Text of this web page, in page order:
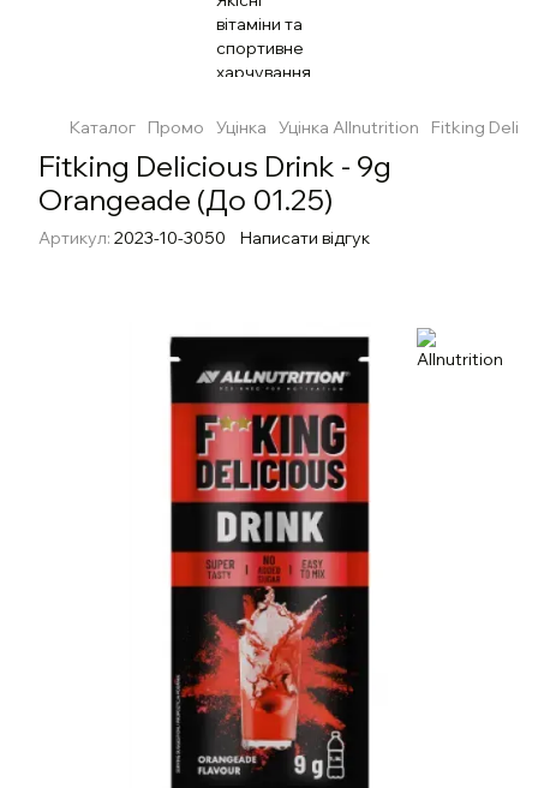
Каталог Промо Уцінка Уцінка Allnutrition Fitking
Fitking Delicious Drink - 9g
Orangeade (До 01.25)
Артикул: 2023-10-3050 Написати відгук